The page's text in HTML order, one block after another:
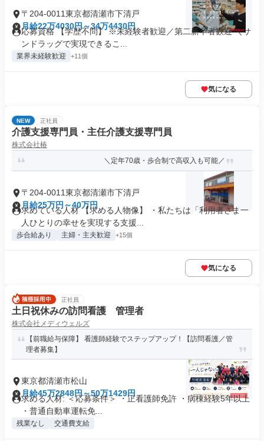
〒204-0011東京都清瀬市下清戸
月給22万4030円～34万4430円
応募資格 【学歴不問】 ※未経験者歓迎／第二新卒者歓迎 ＼サ
ンドラッグで実現できるこ...
業界未経験歓迎 +11個
気になる
NEW 正社員
介護支援専門員・主任介護支援専門員
株式会社椿
＼定年70歳・歩合制で高収入も可能／
〒204-0011東京都清瀬市下清戸
月給25万円～40万円
求めている人材 【求める人物像】 ・私たちは「利用者さま一
人ひとりの幸せを実現する支援...
歩合給あり 主婦・主夫歓迎 +15個
気になる
正社員
土日祝休みの訪問看護 管理者
株式会社メディウェルズ
【前職給与保障】 看護師経験でステップアップ！【訪問看護／管
理者募集】
東京都清瀬市松山
月給45万2848円～50万1429円
求める人材: ＜応募条件＞ ・正看護師免許 ・病棟経験5年以上
・普通自動車運転免...
残業なし 交通費支給